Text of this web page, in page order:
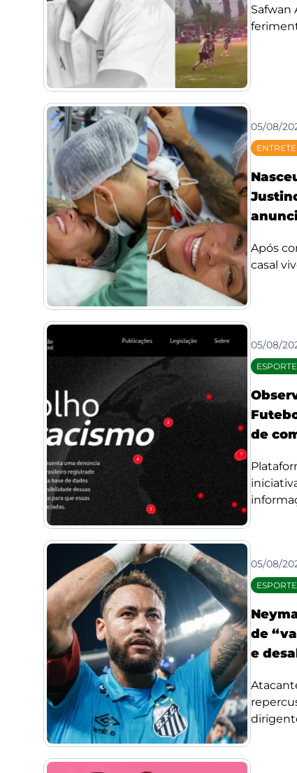
Safwan
05/08/
Após
casal
05/08/
de
05/08/
de
e